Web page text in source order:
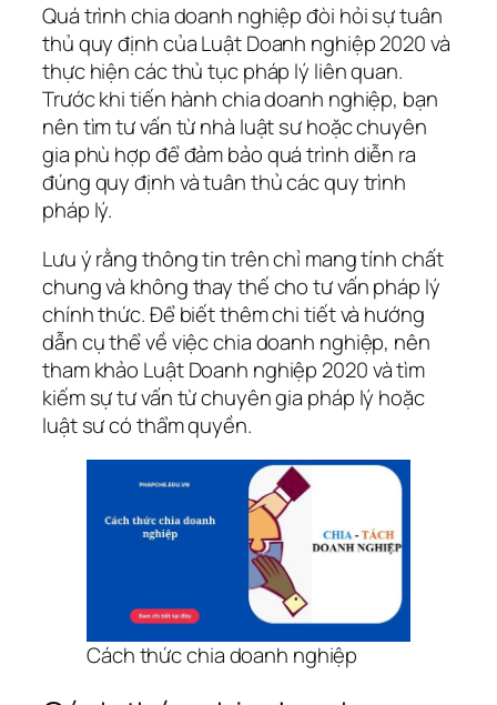
Quá trình chia doanh nghiệp đòi hỏi sự tuân
thủ quy định của Luật Doanh nghiệp 2020 và
thực hiện các thủ tục pháp lý liên quan.
Trước khi tiến hành chia doanh nghiệp, bạn
nên tìm tư vấn từ nhà luật sư hoặc chuyên
gia phù hợp để đảm bảo quá trình diễn ra
đúng quy định và tuân thủ các quy trình
pháp lý.
Lưu ý rằng thông tin trên chỉ mang tính chất
chung và không thay thế cho tư vấn pháp lý
chính thức. Để biết thêm chi tiết và hướng
dẫn cụ thể về việc chia doanh nghiệp, nên
tham khảo Luật Doanh nghiệp 2020 và tìm
kiếm sự tư vấn từ chuyên gia pháp lý hoặc
luật sư có thẩm quyền.
Cách thức chia doanh nghiệp